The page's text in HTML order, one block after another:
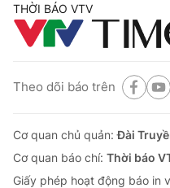
THỜI BÁO VTV
Theo dõi báo trên
Cơ quan chủ quản:Đài
Cơ quan báo chí: Thời báo
Giấy phép hoạt động báo in